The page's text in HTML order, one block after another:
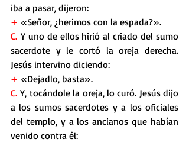
iba a pasar, dijeron:
+ «Señor, ¿herimos con la espada?».
C. Y uno de ellos hirió al criado del sumo
sacerdote y le cortó la oreja derecha.
Jesús intervino diciendo:
+ «Dejadlo, basta».
C. Y, tocándole la oreja, lo curó. Jesús dijo
a los sumos sacerdotes y a los oficiales
del templo, y a los ancianos que habían
venido contra él: